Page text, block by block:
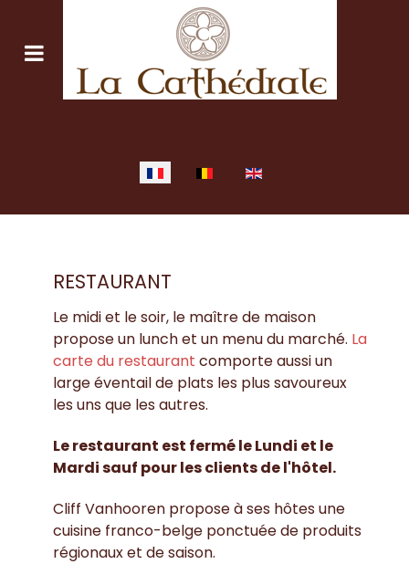
Sélectionnez votre langue
RESTAURANT
Le midi et le soir, le maître de maison
propose un lunch et un menu du marché. La
carte du restaurant comporte aussi un
large éventail de plats les plus savoureux
les uns que les autres.
Le restaurant est fermé le Lundi et le
Mardi sauf pour les clients de l'hôtel.
Cliff Vanhooren propose à ses hôtes une
cuisine franco-belge ponctuée de produits
régionaux et de saison.